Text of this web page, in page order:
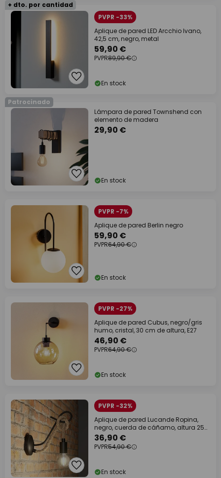
+ dto. por cantidad
PVPR -33%
Aplique de pared LED Arcchio Ivano,
42,5 cm, negro, metal
59,90 €
PVPR89,90 €
En stock
Patrocinado
Lámpara de pared Townshend con
elemento de madera
29,90 €
En stock
PVPR -7%
Aplique de pared Berlin negro
59,90 €
PVPR64,90 €
En stock
PVPR -27%
Aplique de pared Cubus, negro/gris
humo, cristal, 30 cm de altura, E27
46,90 €
PVPR64,90 €
En stock
PVPR -32%
Aplique de pared Lucande Ropina,
negro, cuerda de cáñamo, altura 25
cm
36,90 €
PVPR54,90 €
En stock